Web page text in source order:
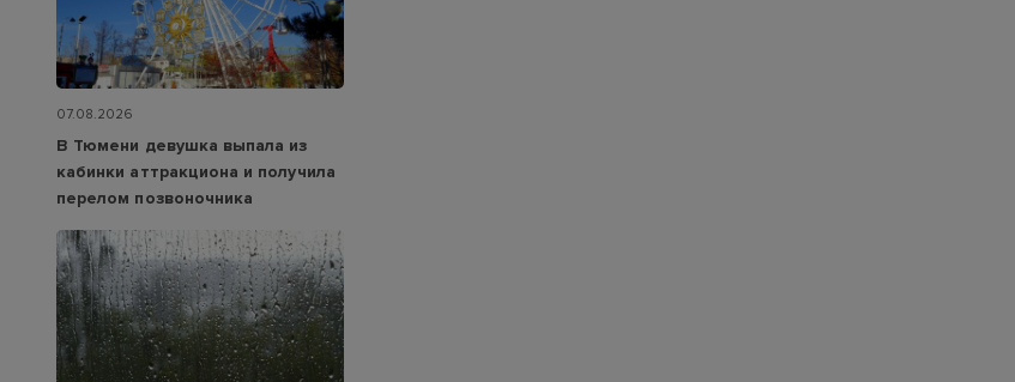
07.08.2026
В Тюмени девушка выпала из
кабинки аттракциона и получила
перелом позвоночника